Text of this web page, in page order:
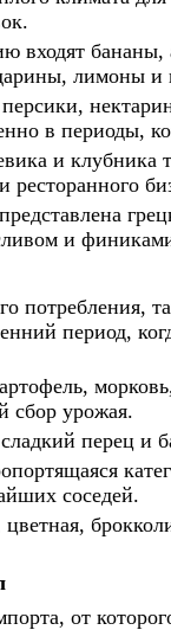
входят
лимоны и
в периоды,
и клубника
ресторанного
и
потребления,
период,
сбор урожая.
перец и
соседей.
от